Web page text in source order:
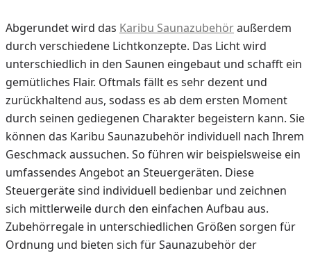
Abgerundet wird das Karibu Saunazubehöraußerdem
durch verschiedene Lichtkonzepte. Das Licht wird
unterschiedlich in den Saunen eingebaut und schafft ein
gemütliches Flair. Oftmals fällt es sehr dezent und
zurückhaltend aus, sodass es ab dem ersten Moment
durch seinen gediegenen Charakter begeistern kann. Sie
können das Karibu Saunazubehör individuell nach Ihrem
Geschmack aussuchen. So führen wir beispielsweise ein
umfassendes Angebot an Steuergeräten. Diese
Steuergeräte sind individuell bedienbar und zeichnen
sich mittlerweile durch den einfachen Aufbau aus.
Zubehörregale in unterschiedlichen Größen sorgen für
Ordnung und bieten sich für Saunazubehör der